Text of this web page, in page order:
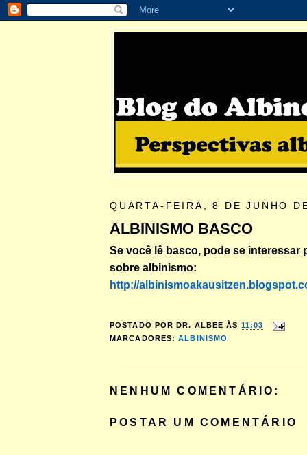
QUARTA-FEIRA, 8 DE JUNHO
ALBINISMO BASCO
Se você lê basco, pode se interessar
sobre albinismo:
http://
POSTADO POR DR. ALBEE ÀS 11:03
MARCADORES:ALBINISMO
NENHUM COMENTÁRIO:
POSTAR UM COMENTÁRIO